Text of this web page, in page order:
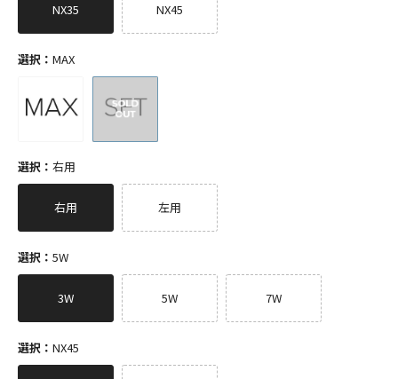
NX35 NX45
選択： MAX
選択： 右用
右用 左用
選択： 5W
3W 5W 7W
選択： NX45